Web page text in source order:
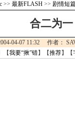
>> 最新FLASH >> 剧情短
合二为一
04-07 11:32 作者：
【我要“揪”错】【推荐】【